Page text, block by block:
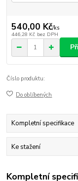
540,00 Kč/ks
446,28 Kč bez DPH
Číslo produktu:
Do oblíbených
Kompletní specifikace
Ke stažení
Kompletní